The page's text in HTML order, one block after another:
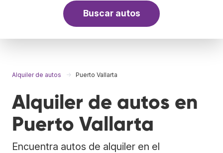
Buscar autos
Alquiler de autos Puerto Vallarta
Alquiler de autos en
Puerto Vallarta
Encuentra autos de alquiler en el